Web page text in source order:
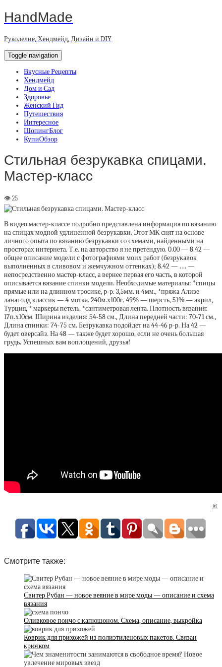
HandMade
Рукоделие, Хендмейд, Дизайн и DIY
Toggle navigation
Вкусные Рецепты
Хендмейд
Дом и Сад
Здоровье
Женский Гид
Путешествия
Интересное
ШопингБлог
КупиОбзор
Стильная безрукавка спицами.
Мастер-класс
В видео мастер-классе подробно представлена информация по вязанию
на спицах модной удлиненной безрукавки. Этот МК снят на основе
личного опыта по вязанию безрукавки со схемами, найденными на
просторах интернета. Т.е. на авторство я не претендую. 0.00 — 8.42 —
общее описание модели с фотографиями моих работ (безрукавок
выполненных в сливовом и жемчужном оттенках); 8.42 — …. —
непосредственно мастер-класс, а вернее первая его часть, в которой
описывается вязание спинки модели. Необходимые материалы: *спицы
прямые или на длинном тросике, р-р. 3,5мм. и 4мм., *пряжа Ализе
ланаголд классик — 4 мотка. 240м.х100г. 49% — шерсть, 51% — акрил,
Турция, * маркеры петель, *сантиметровая лента. Плотность вязания:
17п.х10см. Ширина изделия: 54-58 см., Длина передней части: 70-71 см.,
Длина спинки: 74-75 см. Безрукавка подойдет на 44-46 р-р. На 42 —
будет оверсайз. На 48 — также будет хорошо, если не очень большая
грудь. Успешных вам воплощений, друзья!
©
Смотрите также:
Свитер Рубан — новое веяние в мире моды — описание и схема
вязания
Оливковое пончо с капюшоном. Схема, описание, выкройка
Коврик для прихожей из полиэтиленовых пакетов. Связан
крючком